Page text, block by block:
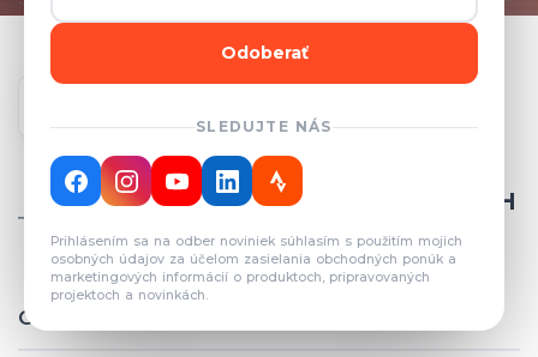
Odoberať
SLEDUJTE NÁS
Prihlásením sa na odber noviniek súhlasím s použitím mojich
osobných údajov za účelom zasielania obchodných ponúk a
marketingových informácií o produktoch, pripravovaných
projektoch a novinkách.
CELKOVÝ POČET REGISTROVANÝCH
TÍMOV: 82
Celkové výsledky